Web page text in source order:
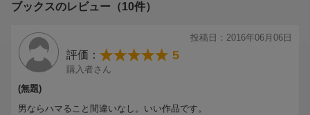
ブックスのレビュー（10件）
投稿日：2016年06月06日
評価： 5
購入者さん
(無題)
男ならハマること間違いなし。いい作品です。